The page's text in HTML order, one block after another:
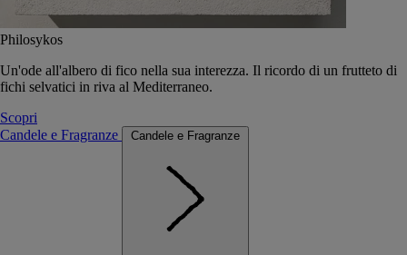
Philosykos
Un'ode all'albero di fico nella sua interezza. Il ricordo di un frutteto di
fichi selvatici in riva al Mediterraneo.
Scopri
Candele e Fragranze
Candele e Fragranze